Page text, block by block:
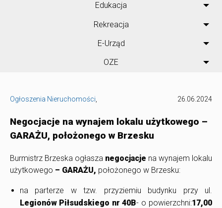
Edukacja
Rekreacja
E-Urząd
OZE
Ogłoszenia Nieruchomości 26.06.2024
Negocjacje na wynajem lokalu użytkowego –
GARAŻU, położonego w Brzesku
Burmistrz Brzeska ogłasza negocjacje na wynajem lokalu
użytkowego – GARAŻU, położonego w Brzesku:
na parterze w tzw. przyziemiu budynku przy ul.
Legionów Piłsudskiego nr 40B- o powierzchni:17,00